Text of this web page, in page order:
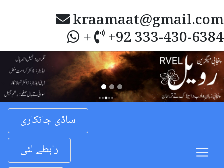
kraamaat@gmail.com
+ +92 333-430-6384
Previous
ساڈی جانکاری
رابطے لئی